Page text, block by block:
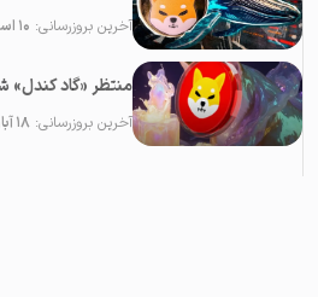
آخرین بروزرسانی: ۱۰ اسفند ۱۴۰۳
آخرین بروزرسانی:۱۸ آبان ۱۴۰۴